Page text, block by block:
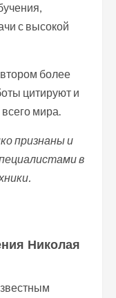
с высокой
более
цитируют и
мира.
признаны и
в
Николая